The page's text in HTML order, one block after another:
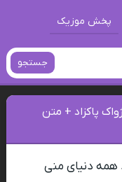
پخش موزیک
جستجو
پاکزاد + متن
همه دنیای منی